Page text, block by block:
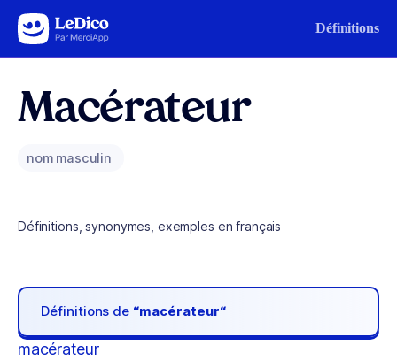
Aller au contenu Définitions
Macérateur
nom masculin
Définitions, synonymes, exemples en français
Définitions de “macérateur“
macérateur